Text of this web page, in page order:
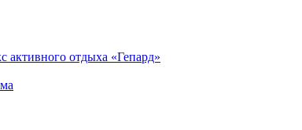
активного отдыха «Гепард»